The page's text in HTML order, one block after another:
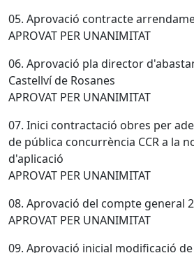
05. Aprovació contracte
APROVAT PER UNANIMITAT
06. Aprovació pla director
Castellví de Rosanes
APROVAT PER UNANIMITAT
07. Inici contractació obres per
de pública concurrència CCR a la
d'aplicació
APROVAT PER UNANIMITAT
08. Aprovació del compte general
APROVAT PER UNANIMITAT
09. Aprovació inicial modificació